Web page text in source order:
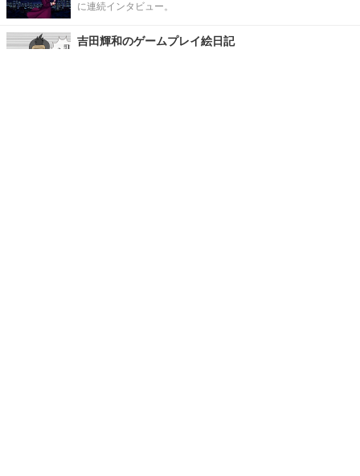
に連続インタビュー。
吉田輝和のゲームプレイ絵日記